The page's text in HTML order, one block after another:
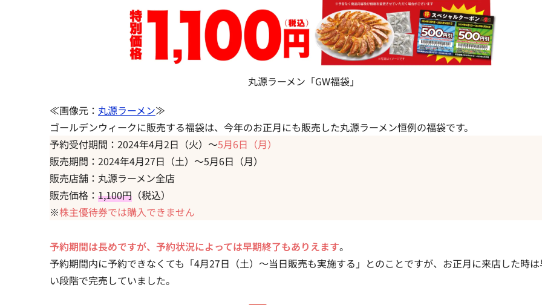
丸源ラーメン「GW福袋」
≪画像元： 丸源ラーメン≫
ゴールデンウィークに販売する福袋は、今年のお正月にも販売した丸源ラーメン恒例の福袋です。
予約受付期間：2024年4月2日（火）～5月6日（月）
販売期間：2024年4月27日（土）～5月6日（月）
販売店舗：丸源ラーメン全店
販売価格： 1,100円 （税込）
※株主優待券では購入できません
予約期間は長めですが、予約状況によっては早期終了もありえます。
予約期間内に予約できなくても「4月27日（土）～当日販売も実施する」とのことですが、お正月に来店した時
い段階で完売していました。